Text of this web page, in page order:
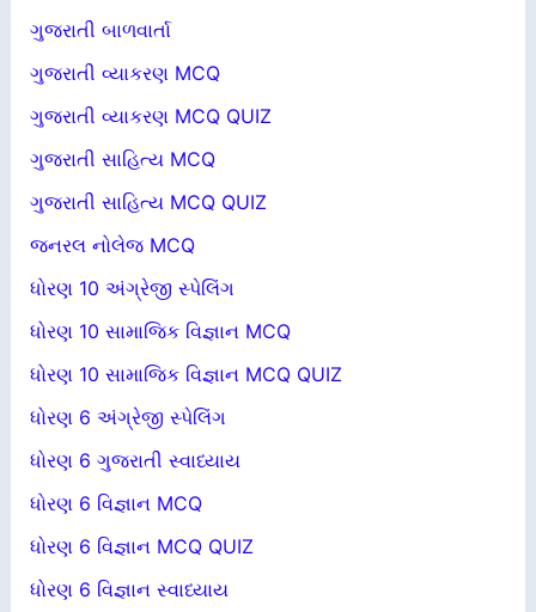
ગુજરાતી બાળવાર્તા
ગુજરાતી વ્યાકરણ MCQ
ગુજરાતી વ્યાકરણ MCQ QUIZ
ગુજરાતી સાહિત્ય MCQ
ગુજરાતી સાહિત્ય MCQ QUIZ
જનરલ નોલેજ MCQ
ધોરણ 10 અંગ્રેજી સ્પેલિંગ
ધોરણ 10 સામાજિક વિજ્ઞાન MCQ
ધોરણ 10 સામાજિક વિજ્ઞાન MCQ QUIZ
ધોરણ 6 અંગ્રેજી સ્પેલિંગ
ધોરણ 6 ગુજરાતી સ્વાધ્યાય
ધોરણ 6 વિજ્ઞાન MCQ
ધોરણ 6 વિજ્ઞાન MCQ QUIZ
ધોરણ 6 વિજ્ઞાન સ્વાધ્યાય